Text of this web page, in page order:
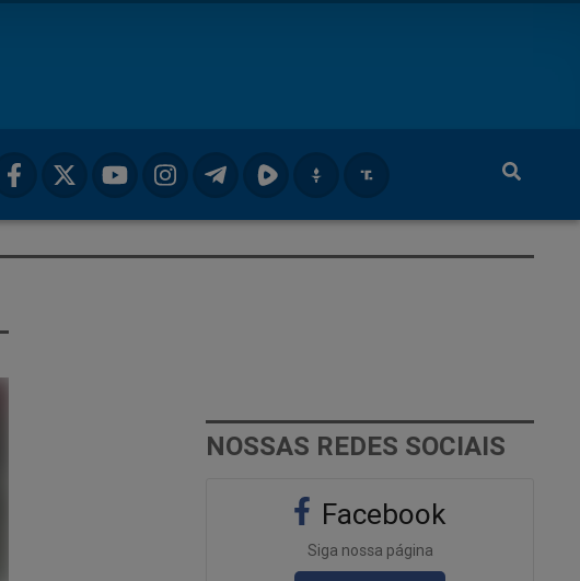
NOSSAS REDES SOCIAIS
Facebook
Siga nossa página